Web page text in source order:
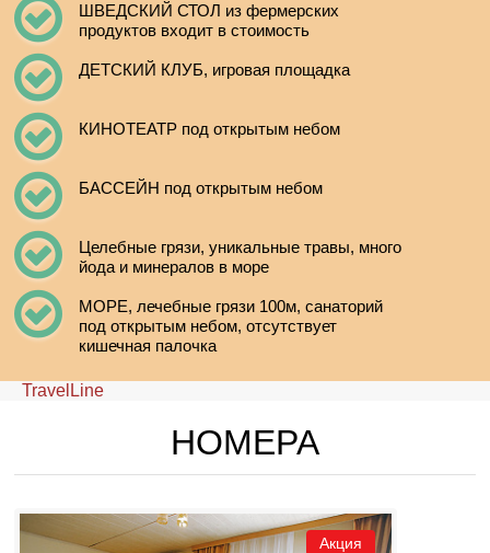
ШВЕДСКИЙ СТОЛ из фермерских
продуктов входит в стоимость
ДЕТСКИЙ КЛУБ, игровая площадка
КИНОТЕАТР под открытым небом
БАССЕЙН под открытым небом
Целебные грязи, уникальные травы, много
йода и минералов в море
МОРЕ, лечебные грязи 100м, санаторий
под открытым небом, отсутствует
кишечная палочка
TravelLine
НОМЕРА
Акция